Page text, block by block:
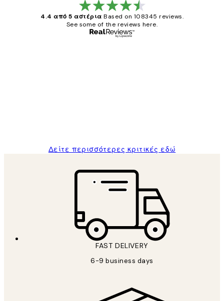
4.4 από 5 αστέρια Based on 108345 reviews.
See some of the reviews here.
Δείτε περισσότερες κριτικές εδώ
FAST DELIVERY
6-9 business days